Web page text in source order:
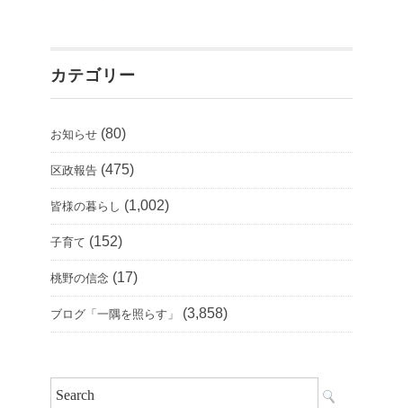
カテゴリー
お知らせ (80)
区政報告 (475)
皆様の暮らし (1,002)
子育て (152)
桃野の信念 (17)
ブログ「一隅を照らす」 (3,858)